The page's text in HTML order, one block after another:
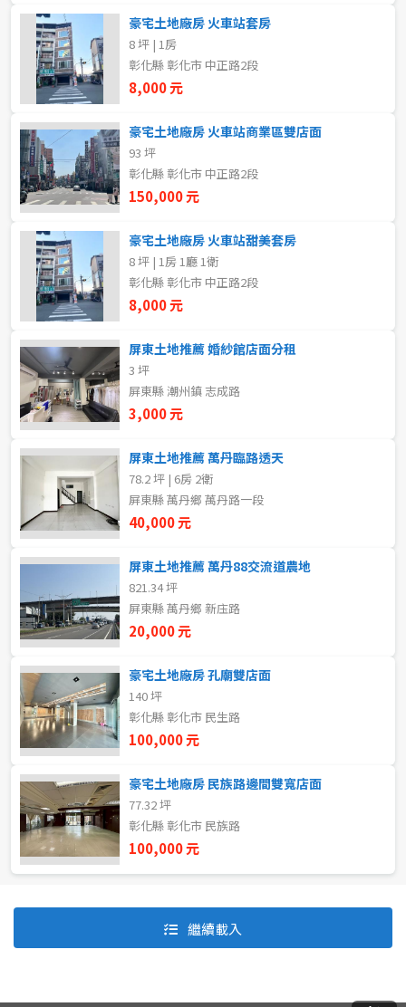
預設排序
價格從高到低
屏東縣
台東縣
花蓮縣
金門連江
樓層
不拘
1樓 2樓
3樓 4樓
21樓以上
格局
不拘
2房 3房
4房
自租
房東自租
豪宅土地廠房 火車站套房
8 坪 | 1房
彰化縣 彰化市 中正路2段
8,000 元
豪宅土地廠房 火車站商業區雙店面
93 坪
彰化縣 彰化市 中正路2段
150,000 元
豪宅土地廠房 火車站甜美套房
8 坪 | 1房 1廳 1衛
彰化縣 彰化市 中正路2段
8,000 元
屏東土地推薦 婚紗館店面分租
3 坪
屏東縣 潮州鎮 志成路
3,000 元
屏東土地推薦 萬丹臨路透天
78.2 坪 | 6房 2衛
屏東縣 萬丹鄉 萬丹路一段
40,000 元
屏東土地推薦 萬丹88交流道農地
821.34 坪
屏東縣 萬丹鄉 新庒路
20,000 元
豪宅土地廠房 孔廟雙店面
140 坪
彰化縣 彰化市 民生路
100,000 元
豪宅土地廠房 民族路邊間雙寬店面
77.32 坪
彰化縣 彰化市 民族路
100,000 元
繼續載入